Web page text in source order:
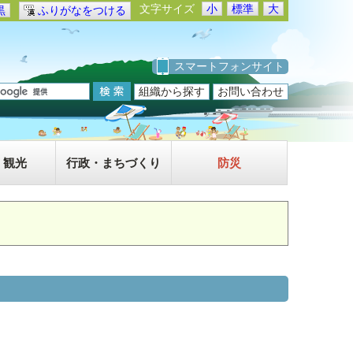
文字サイズ 小 標準 大
ふりがなをつける
スマートフォンサイト
組織から探す
お問い合わせ
観光 行政・まちづくり 防災